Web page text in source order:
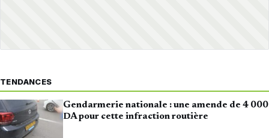
TENDANCES
Gendarmerie nationale : une amende de 4 000
DA pour cette infraction routière